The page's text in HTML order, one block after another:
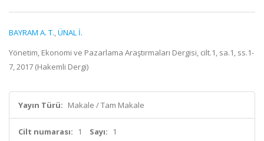
BAYRAM A. T.,ÜNAL İ.
Yönetim, Ekonomi ve Pazarlama Araştırmaları Dergisi, cilt.1, sa.1, ss.1-
7, 2017 (Hakemli Dergi)
Yayın Türü: Makale / Tam Makale
Cilt numarası: 1 Sayı: 1